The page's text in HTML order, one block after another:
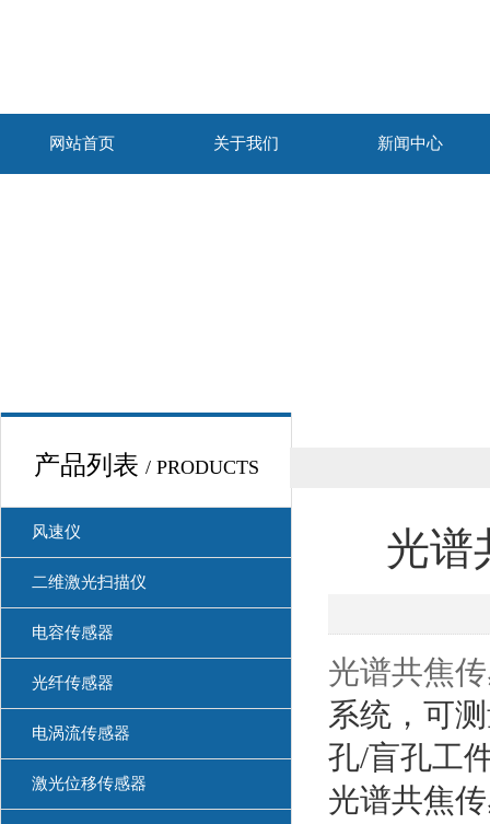
网站首页 关于我们 新闻中心
产品列表 / PRODUCTS
风速仪
二维激光扫描仪
电容传感器
光纤传感器
电涡流传感器
激光位移传感器
光谱
光谱共焦
系统，可
孔/盲孔工
光谱共焦